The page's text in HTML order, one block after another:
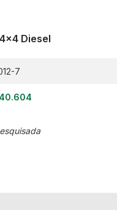
Diesel
7